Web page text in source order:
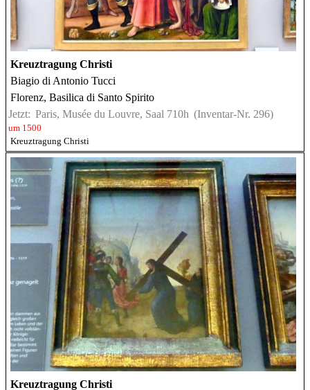
Kreuztragung Christi
Biagio di Antonio Tucci
Florenz, Basilica di Santo Spirito
Jetzt: Paris, Musée du Louvre, Saal 710h (Inventar-Nr. 296)
um 1500
Kreuztragung Christi
Kreuztragung Christi